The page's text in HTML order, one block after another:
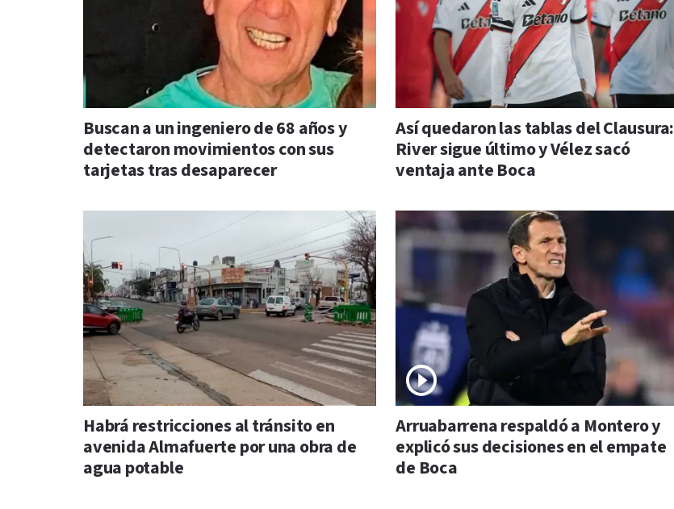
Buscan a un ingeniero de 68 años y
detectaron movimientos con sus
tarjetas tras desaparecer
Así quedaron las tablas del Clausura:
River sigue último y Vélez sacó
ventaja ante Boca
Habrá restricciones al tránsito en
avenida Almafuerte por una obra de
agua potable
Arruabarrena respaldó a Montero y
explicó sus decisiones en el empate
de Boca